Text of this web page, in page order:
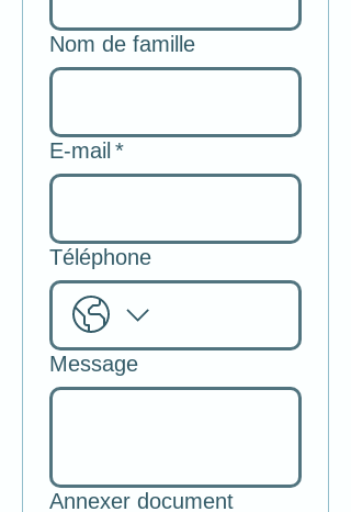
Nom de famille
E-mail *
Téléphone
Message
Annexer document